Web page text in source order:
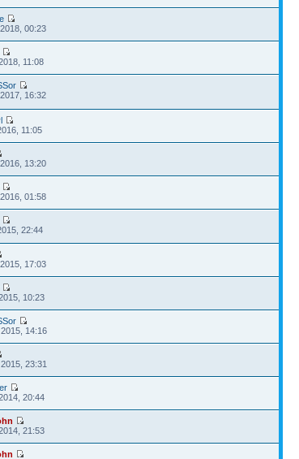
00:23
11:08
16:32
11:05
13:20
01:58
22:44
17:03
10:23
14:16
23:31
20:44
21:53